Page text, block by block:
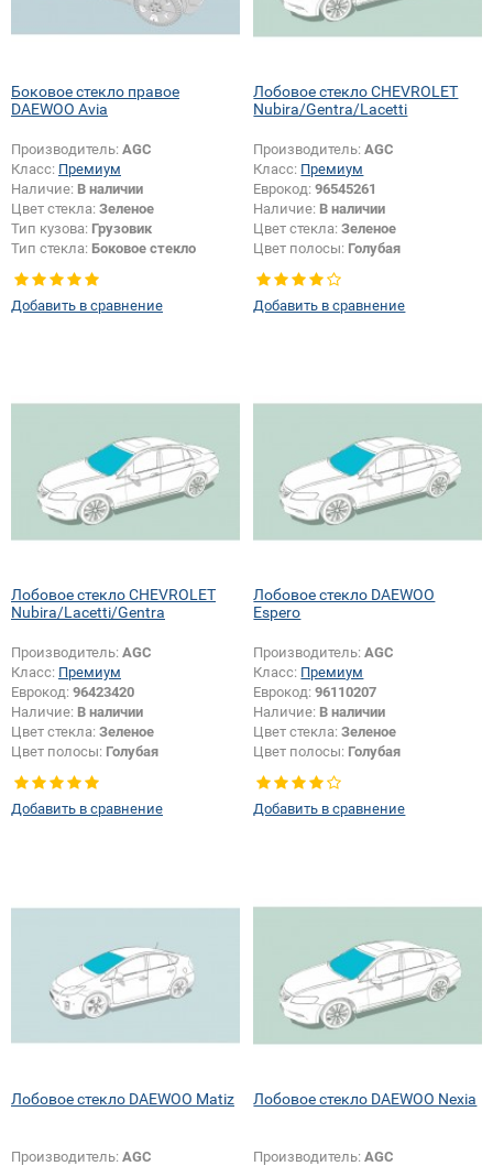
Боковое стекло правое
DAEWOO Avia
Производитель: AGC
Класс: Премиум
Наличие: В наличии
Цвет стекла: Зеленое
Тип кузова: Грузовик
Тип стекла: Боковое стекло
Добавить в сравнение
Лобовое стекло CHEVROLET
Nubira/Gentra/Lacetti
Производитель:AGC
Класс: Премиум
Еврокод:96545261
Наличие: В наличии
Цвет стекла:Зеленое
Цвет полосы: Голубая
Добавить в сравнение
Лобовое стекло CHEVROLET
Nubira/Lacetti/Gentra
Производитель: AGC
Класс: Премиум
Еврокод: 96423420
Наличие: В наличии
Цвет стекла: Зеленое
Цвет полосы: Голубая
Добавить в сравнение
Лобовое стекло DAEWOO
Espero
Производитель:AGC
Класс: Премиум
Еврокод:96110207
Наличие: В наличии
Цвет стекла:Зеленое
Цвет полосы: Голубая
Тип кузова:Седан
Добавить в сравнение
Лобовое стекло DAEWOO Matiz
Производитель: AGC
Лобовое стекло DAEWOO Nexia
Производитель:AGC